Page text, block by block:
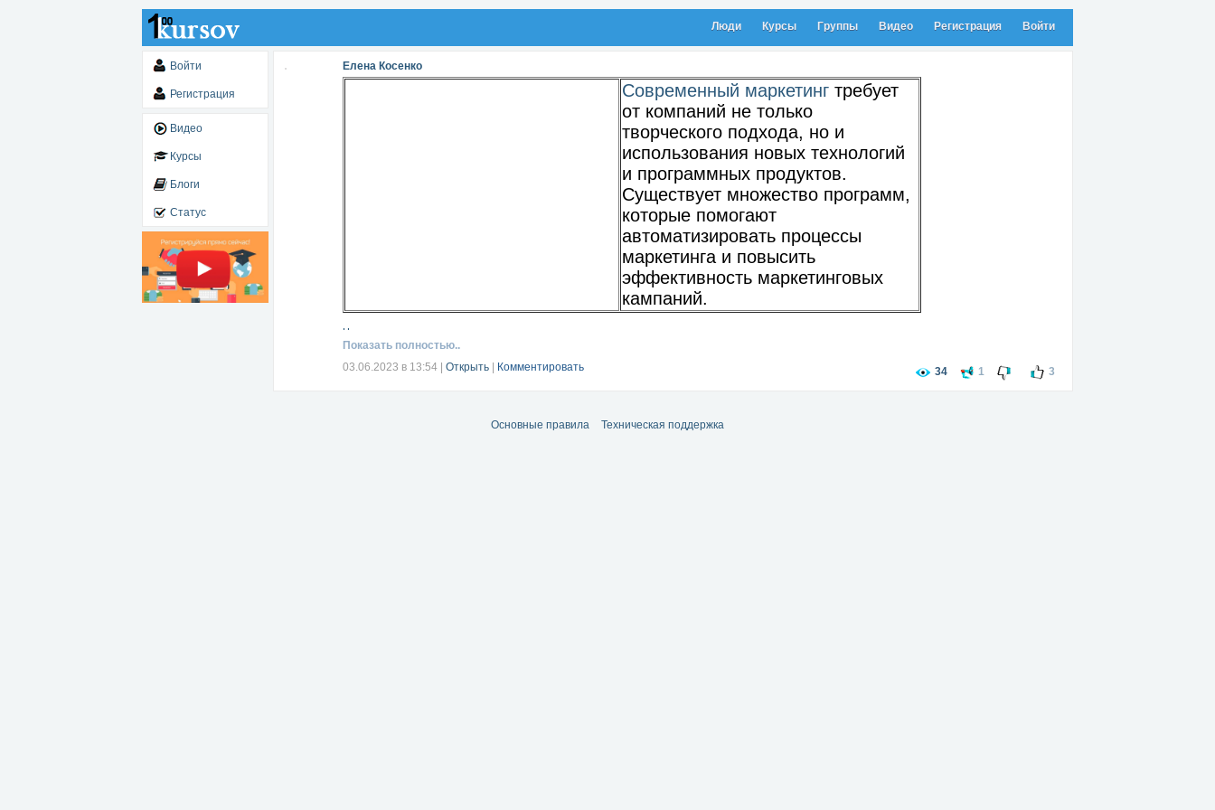
Люди Курсы Группы Видео Регистрация Войти
Войти
Регистрация
Видео
Курсы
Блоги
Статус
Елена Косенко
Современный маркетинг требует
от компаний не только
творческого подхода, но и
использования новых технологий
и программных продуктов.
Существует множество программ,
которые помогают
автоматизировать процессы
маркетинга и повысить
эффективность маркетинговых
кампаний.
Читать далее...
Показать полностью..
03.06.2023 в 13:54
Открыть Комментировать 34 1 3
Основные правила Техническая поддержка